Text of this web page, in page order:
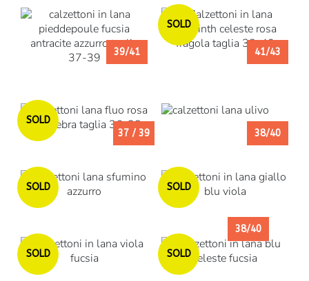
39/41 41/43
37 / 39
Esaurito
SOLD
38/40
Esaurito
SOLD
38/40
Esaurito
SOLD
Esaurito
SOLD
Esaurito
SOLD
Esaurito
SOLD